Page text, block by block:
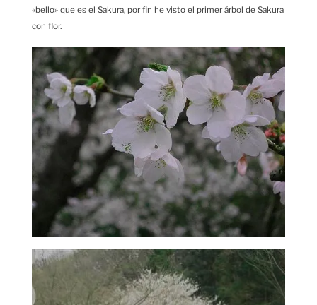
«bello» que es el Sakura, por fin he visto el primer árbol de Sakura
con flor.